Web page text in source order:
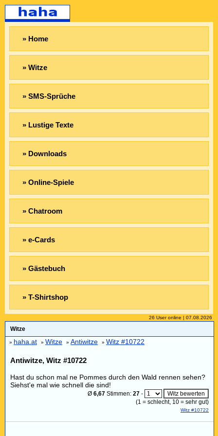
» Home
» Witze
» SMS-Sprüche
» Lustige Texte
» Downloads
» Online-Spiele
» Chatroom
» e-Cards
» Gästebuch
» T-Shirtshop
26 User online | 07.08.2026
Witze
» haha.at » Witze » Antiwitze » Witz #10722
Antiwitze, Witz #10722
Hast du schon mal ne Pommes durch den Wald rennen sehen?
Siehst'e mal wie schnell die sind!
Ø 6,67 Stimmen: 27 -
(1 = schlecht, 10 = sehr gut)
Witz #10722